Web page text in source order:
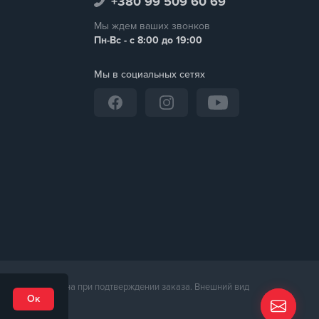
Мы ждем ваших звонков
Пн-Вс - с 8:00 до 19:00
Мы в социальных сетях
магазина при подтверждении заказа. Внешний вид
Ок